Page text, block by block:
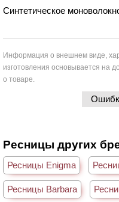
Синтетическое
Информация о внешнем виде,
изготовления основывается на
о товаре.
Ресницы других
Ресницы Enigma
Ресницы Barbara